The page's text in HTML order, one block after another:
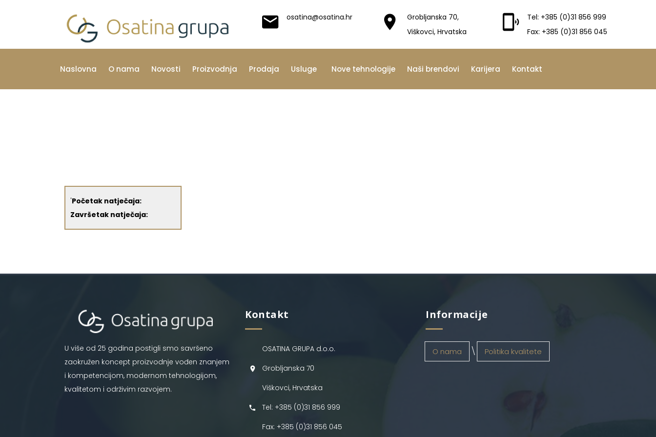
osatina@osatina.hr
Grobljanska 70,
Viškovci, Hrvatska
Tel: +385 (0)31 856 999
Fax: +385 (0)31 856 045
Naslovna O nama Novosti Proizvodnja Prodaja Usluge Nove tehnologije Naši brendovi Karijera Kontakt
'Početak natječaja:
Završetak natječaja:
U više od 25 godina postigli smo savršeno
zaokružen koncept proizvodnje vođen znanjem
i kompetencijom, modernom tehnologijom,
kvalitetom i održivim razvojem.
Kontakt
OSATINA GRUPA d.o.o.
Grobljanska 70
Viškovci, Hrvatska
Tel: +385 (0)31 856 999
Fax: +385 (0)31 856 045
Informacije
O nama Politika kvalitete